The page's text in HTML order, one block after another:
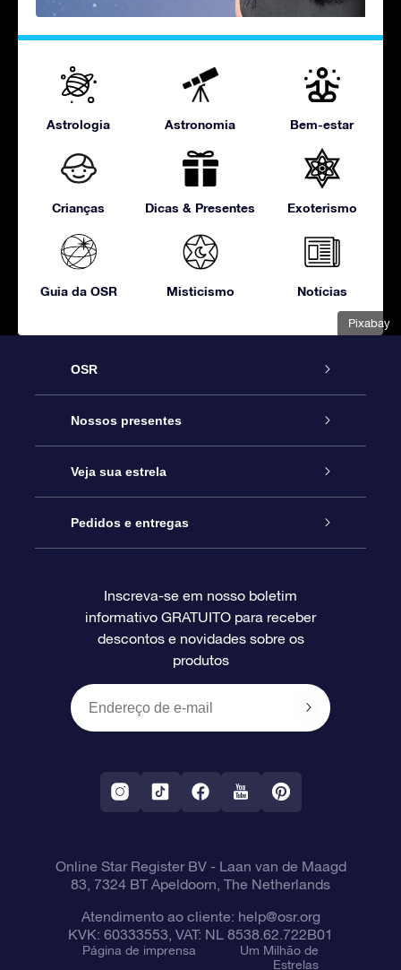
Pixabay
Astrologia Astronomia Bem-estar
Crianças Dicas & Presentes Exoterismo
Guia da OSR Misticismo Notícias
OSR
Serviço
Entre em contato conosco
Blog
Avaliações
Nossos presentes
Presente estrelar on-line
Pacote de presente da OSR
O cartão de presente da OSR
Presentes corporativos
Veja sua estrela
Star Register
Página estelar personalizada
Um Milhão de Estrelas
OSR Starsaver
Aplicativo RV Fly me to the stars
Pedidos e entregas
Informações de pagamento
Política de devolução
Constelações
Inscreva-se em nosso boletim
informativo GRATUITO para receber
descontos e novidades sobre os
produtos
Online Star Register BV- Laan van de Maagd
83, 7324 BT Apeldoorn, The Netherlands
Atendimento ao cliente: help@osr.org
KVK: 60333553, VAT: NL 8538.62.722B01
Página de imprensa
Um Milhão de
Estrelas